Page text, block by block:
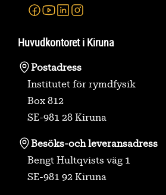
Facebook
Youtube
Linkedin
Huvudkontoret i Kiruna
Postadress
Institutet för rymdfysik
Box 812
SE-981 28 Kiruna
Besöks-och leveransadress
Bengt Hultqvists väg 1
SE-981 92 Kiruna